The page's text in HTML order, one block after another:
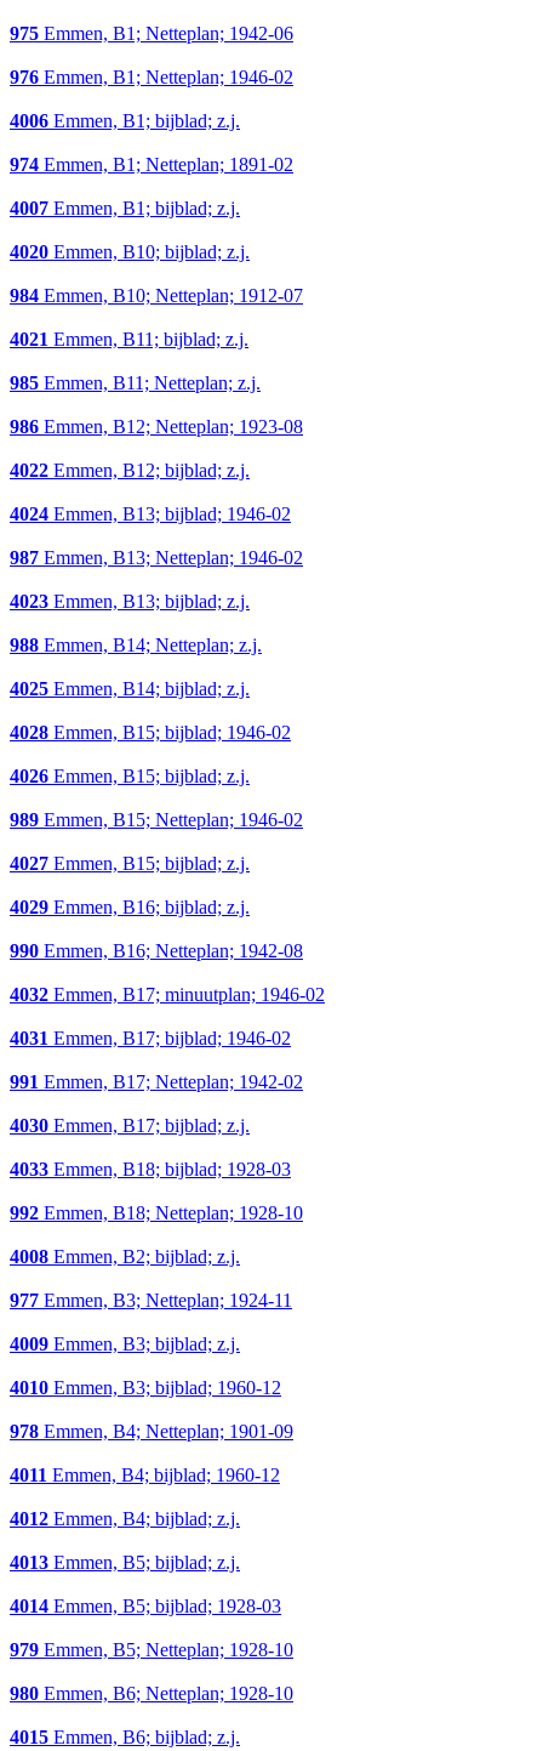
975 Emmen, B1; Netteplan; 1942-06
976 Emmen, B1; Netteplan; 1946-02
4006 Emmen, B1; bijblad; z.j.
974 Emmen, B1; Netteplan; 1891-02
4007 Emmen, B1; bijblad; z.j.
4020 Emmen, B10; bijblad; z.j.
984 Emmen, B10; Netteplan; 1912-07
4021 Emmen, B11; bijblad; z.j.
985 Emmen, B11; Netteplan; z.j.
986 Emmen, B12; Netteplan; 1923-08
4022 Emmen, B12; bijblad; z.j.
4024 Emmen, B13; bijblad; 1946-02
987 Emmen, B13; Netteplan; 1946-02
4023 Emmen, B13; bijblad; z.j.
988 Emmen, B14; Netteplan; z.j.
4025 Emmen, B14; bijblad; z.j.
4028 Emmen, B15; bijblad; 1946-02
4026 Emmen, B15; bijblad; z.j.
989 Emmen, B15; Netteplan; 1946-02
4027 Emmen, B15; bijblad; z.j.
4029 Emmen, B16; bijblad; z.j.
990 Emmen, B16; Netteplan; 1942-08
4032 Emmen, B17; minuutplan; 1946-02
4031 Emmen, B17; bijblad; 1946-02
991 Emmen, B17; Netteplan; 1942-02
4030 Emmen, B17; bijblad; z.j.
4033 Emmen, B18; bijblad; 1928-03
992 Emmen, B18; Netteplan; 1928-10
4008 Emmen, B2; bijblad; z.j.
977 Emmen, B3; Netteplan; 1924-11
4009 Emmen, B3; bijblad; z.j.
4010 Emmen, B3; bijblad; 1960-12
978 Emmen, B4; Netteplan; 1901-09
4011 Emmen, B4; bijblad; 1960-12
4012 Emmen, B4; bijblad; z.j.
4013 Emmen, B5; bijblad; z.j.
4014 Emmen, B5; bijblad; 1928-03
979 Emmen, B5; Netteplan; 1928-10
980 Emmen, B6; Netteplan; 1928-10
4015 Emmen, B6; bijblad; z.j.